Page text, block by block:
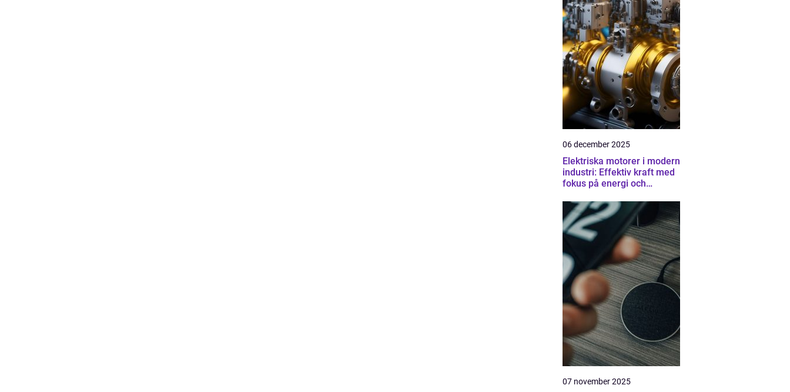
06 december 2025
Elektriska motorer i modern
industri: Effektiv kraft med
fokus på energi och
07 november 2025